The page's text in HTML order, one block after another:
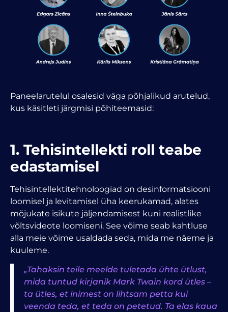
Paneelarutelul osalesid väga põhjalikud arutelud,
kus käsitleti järgmisi põhiteemasid:
1. Tehisintellekti roll teabe
edastamisel
Tehisintellektitehnoloogiad on desinformatsiooni
loomisel ja levitamisel üha keerukamad, alates
mõjukate isikute jäljendamisest kuni realistlike
võltsvideote loomiseni. See võime seab kahtluse
alla meie võime usaldada seda, mida me näeme ja
kuuleme.
„Tahaksin teile meelde tuletada ühte ütlust,
mida tuntud kirjanik Mark Twain kord ütles –
ta ütles, et inimest on lihtsam petta kui
veenda teda, et teda on petetud. Ta elas kaua